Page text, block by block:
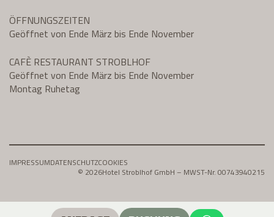
ÖFFNUNGSZEITEN
Geöffnet von Ende März bis Ende November
CAFÈ RESTAURANT STROBLHOF
Geöffnet von Ende März bis Ende November
Montag Ruhetag
IMPRESSUMDATENSCHUTZCOOKIES
© 2026Hotel Stroblhof GmbH – MWST-Nr. 00743940215